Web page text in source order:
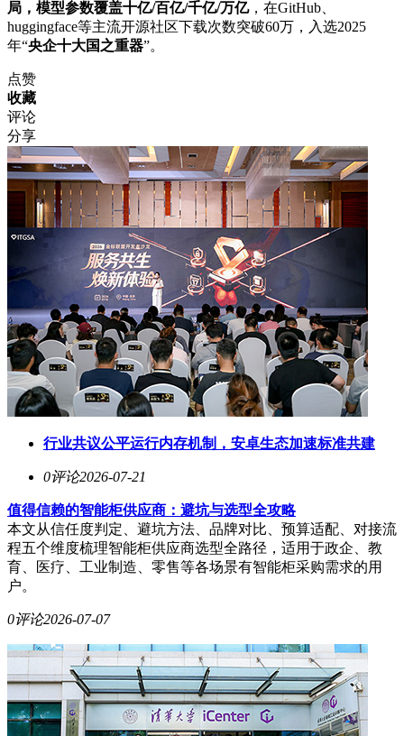
局，模型参数覆盖十亿/百亿/千亿/万亿，在GitHub、
huggingface等主流开源社区下载次数突破60万，入选2025
年“央企十大国之重器”。
点赞
收藏
评论
分享
行业共议公平运行内存机制，安卓生态加速标准共建
0评论2026-07-21
值得信赖的智能柜供应商：避坑与选型全攻略
本文从信任度判定、避坑方法、品牌对比、预算适配、对接流
程五个维度梳理智能柜供应商选型全路径，适用于政企、教
育、医疗、工业制造、零售等各场景有智能柜采购需求的用
户。
0评论2026-07-07